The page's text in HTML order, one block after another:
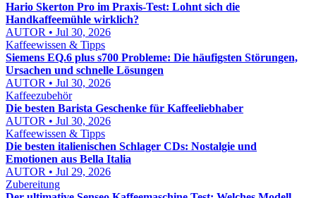
Hario Skerton Pro im Praxis-Test: Lohnt sich die
Handkaffeemühle wirklich?
AUTOR • Jul 30, 2026
Kaffeewissen & Tipps
Siemens EQ.6 plus s700 Probleme: Die häufigsten Störungen,
Ursachen und schnelle Lösungen
AUTOR • Jul 30, 2026
Kaffeezubehör
Die besten Barista Geschenke für Kaffeeliebhaber
AUTOR • Jul 30, 2026
Kaffeewissen & Tipps
Die besten italienischen Schlager CDs: Nostalgie und
Emotionen aus Bella Italia
AUTOR • Jul 29, 2026
Zubereitung